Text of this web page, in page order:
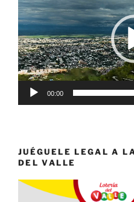
vídeo
00:00
JUÉGUELE LEGAL A
DEL VALLE